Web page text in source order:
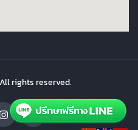
rights reserved.